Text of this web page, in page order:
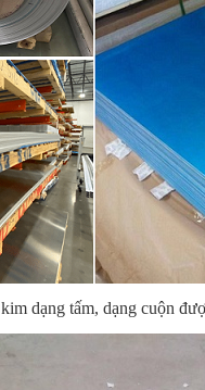
dạng tấm, dạng cuộn